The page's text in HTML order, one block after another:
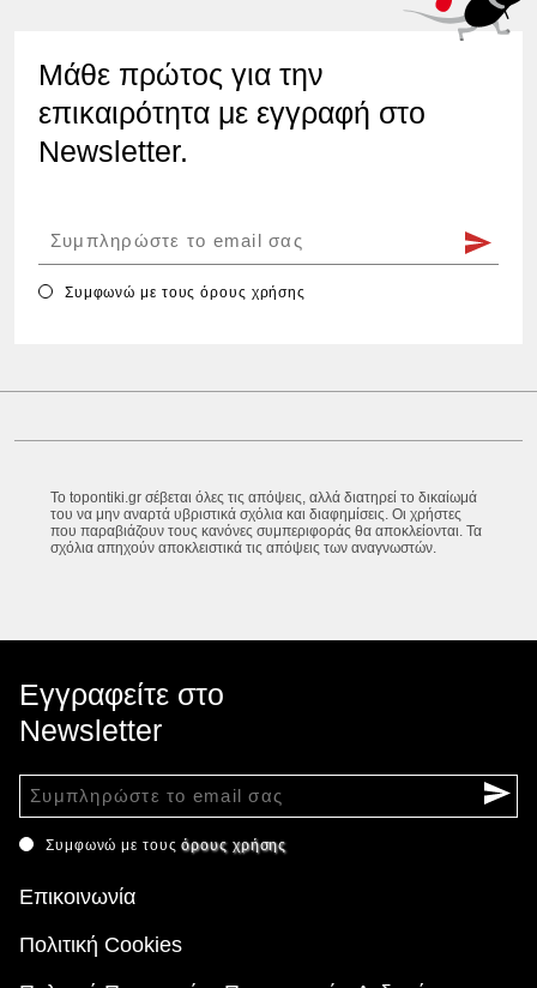
Μάθε πρώτος για την
επικαιρότητα με εγγραφή στο
Newsletter.
Συμφωνώ με τουςόρους χρήσης
Το topontiki.gr σέβεται όλες τις απόψεις, αλλά διατηρεί το δικαίωμά
του να μην αναρτά υβριστικά σχόλια και διαφημίσεις. Οι χρήστες
που παραβιάζουν τους κανόνες συμπεριφοράς θα αποκλείονται. Τα
σχόλια απηχούν αποκλειστικά τις απόψεις των αναγνωστών.
Εγγραφείτε στο
Newsletter
Συμφωνώ με τουςόρους χρήσης
Επικοινωνία
Πολιτική Cookies